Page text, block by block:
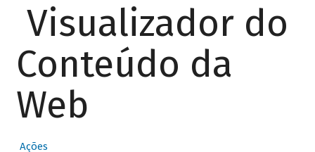
Visualizador do
Conteúdo da
Web
Ações